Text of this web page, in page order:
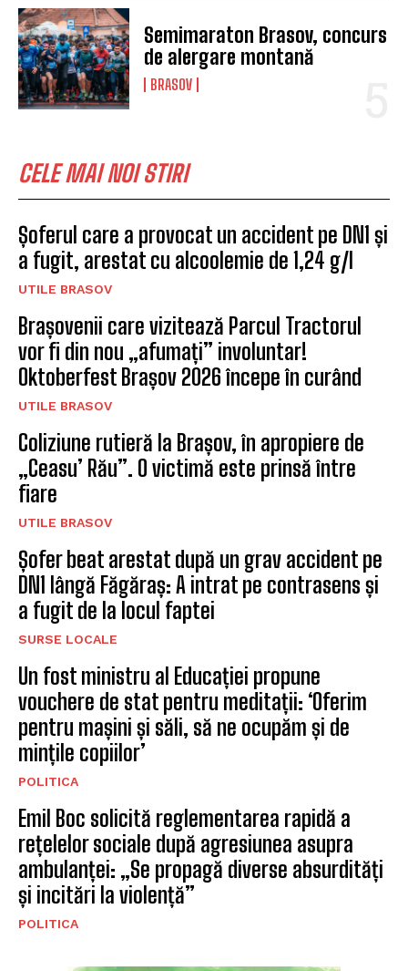
Semimaraton Brasov, concurs
de alergare montană
BRASOV
CELE MAI NOI STIRI
Șoferul care a provocat un accident pe DN1 și
a fugit, arestat cu alcoolemie de 1,24 g/l
UTILE BRASOV
Brașovenii care vizitează Parcul Tractorul
vor fi din nou „afumați” involuntar!
Oktoberfest Brașov 2026 începe în curând
UTILE BRASOV
Coliziune rutieră la Brașov, în apropiere de
„Ceasu’ Rău”. O victimă este prinsă între
fiare
UTILE BRASOV
Șofer beat arestat după un grav accident pe
DN1 lângă Făgăraș: A intrat pe contrasens și
a fugit de la locul faptei
SURSE LOCALE
Un fost ministru al Educației propune
vouchere de stat pentru meditații: ‘Oferim
pentru mașini și săli, să ne ocupăm și de
mințile copiilor’
POLITICA
Emil Boc solicită reglementarea rapidă a
rețelelor sociale după agresiunea asupra
ambulanței: „Se propagă diverse absurdități
și incitări la violență”
POLITICA